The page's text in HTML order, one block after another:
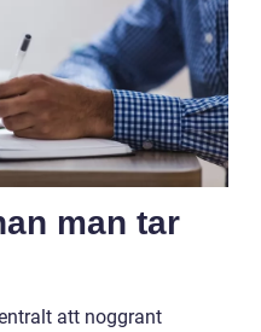
man tar
att noggrant